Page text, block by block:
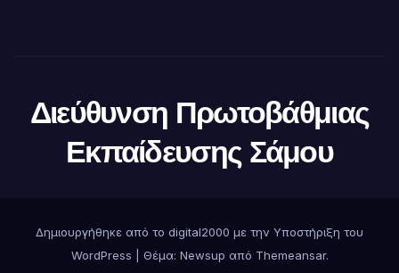
Διεύθυνση Πρωτοβάθμιας
Εκπαίδευσης Σάμου
Δημιουργήθηκε από το digital2000 με την Υποστήριξη του
WordPress
Θέμα: Newsup από Themeansar.